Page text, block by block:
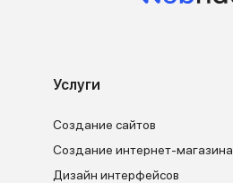
Услуги
Создание сайтов
Создание интернет-магазина
Дизайн интерфейсов